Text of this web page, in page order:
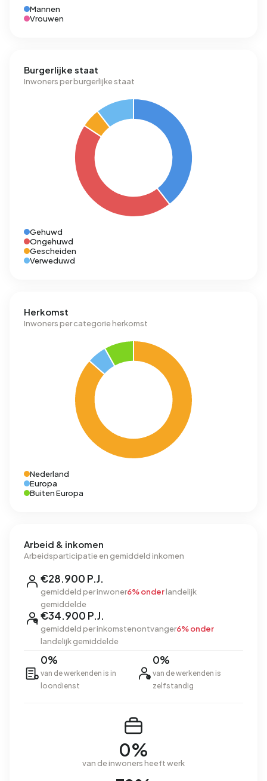
Mannen
Vrouwen
Burgerlijke staat
Inwoners per burgerlijke staat
Gehuwd
Ongehuwd
Gescheiden
Verweduwd
Herkomst
Inwoners per categorie herkomst
Nederland
Europa
Buiten Europa
Arbeid & inkomen
Arbeidsparticipatie en gemiddeld inkomen
€28.900 P.J.
gemiddeld per inwoner6% onderlandelijk
gemiddelde
€34.900 P.J.
gemiddeld per inkomstenontvanger6% onder
landelijk gemiddelde
0%
van de werkenden is in
loondienst
0%
van de werkenden is
zelfstandig
0%
van de inwoners heeft werk